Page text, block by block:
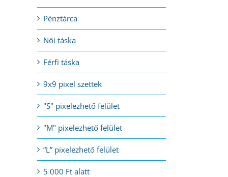
Pénztárca
Női táska
Férfi táska
9x9 pixel szettek
"S" pixelezhető felület
"M" pixelezhető felület
“L” pixelezhető felület
5 000 Ft alatt